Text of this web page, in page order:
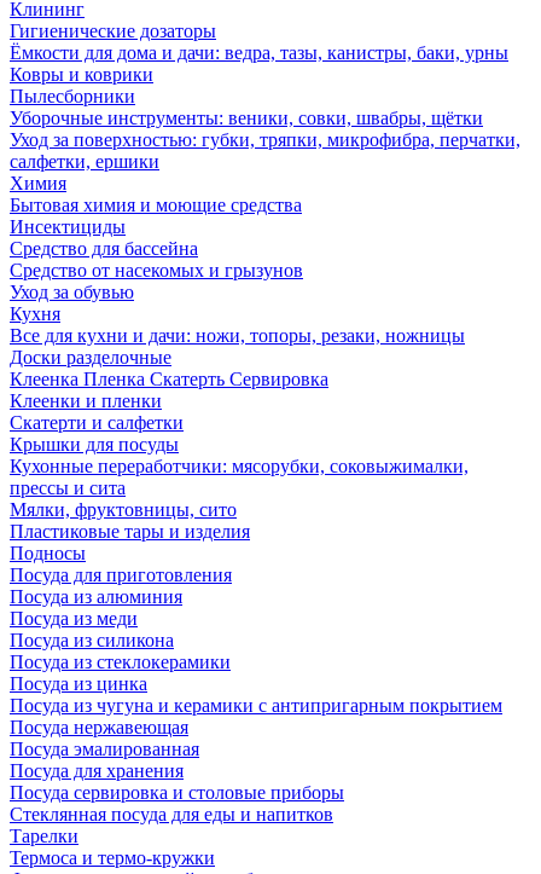
Клининг
Гигиенические дозаторы
Ёмкости для дома и дачи: ведра, тазы, канистры, баки, урны
Ковры и коврики
Пылесборники
Уборочные инструменты: веники, совки, швабры, щётки
Уход за поверхностью: губки, тряпки, микрофибра, перчатки,
салфетки, ершики
Химия
Бытовая химия и моющие средства
Инсектициды
Средство для бассейна
Средство от насекомых и грызунов
Уход за обувью
Кухня
Все для кухни и дачи: ножи, топоры, резаки, ножницы
Доски разделочные
Клеенка Пленка Скатерть Сервировка
Клеенки и пленки
Скатерти и салфетки
Крышки для посуды
Кухонные переработчики: мясорубки, соковыжималки,
прессы и сита
Мялки, фруктовницы, сито
Пластиковые тары и изделия
Подносы
Посуда для приготовления
Посуда из алюминия
Посуда из меди
Посуда из силикона
Посуда из стеклокерамики
Посуда из цинка
Посуда из чугуна и керамики с антипригарным покрытием
Посуда нержавеющая
Посуда эмалированная
Посуда для хранения
Посуда сервировка и столовые приборы
Стеклянная посуда для еды и напитков
Тарелки
Термоса и термо-кружки